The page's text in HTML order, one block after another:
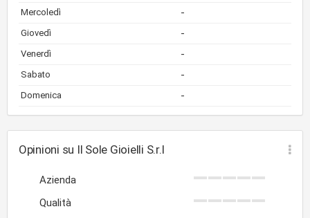
Mercoledì -
Giovedì -
Venerdì -
Sabato -
Domenica -
Opinioni su Il Sole Gioielli S.r.l
Azienda
Qualità